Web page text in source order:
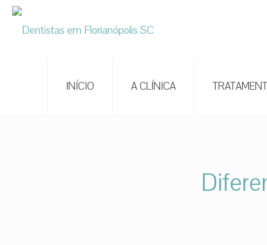
INÍCIO A CLÍNICA